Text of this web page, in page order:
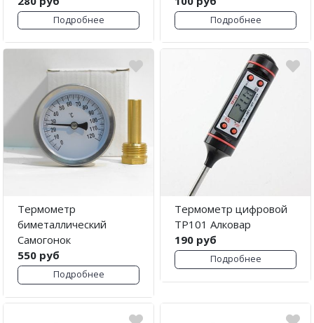
Подробнее Подробнее
Термометр
биметаллический
Самогонок
550 руб
Подробнее
Термометр цифровой
TP101 Алковар
190 руб
Подробнее